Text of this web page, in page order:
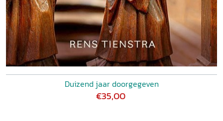
Duizend jaar doorgegeven
€35,00